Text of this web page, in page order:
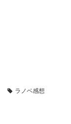
ラノベ感想